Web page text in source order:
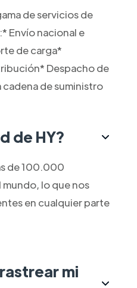
de servicios de
Envío nacional e
de carga*
Despacho de
cadena de suministro
de HY?
de 100.000
lo que nos
en cualquier parte
mi